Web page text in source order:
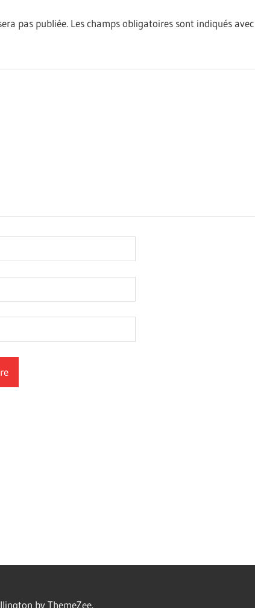
pas publiée. Les champs obligatoires sont indiqués avec
by ThemeZee.